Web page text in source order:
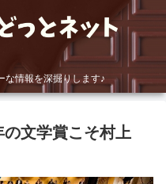
な情報を深掘りします♪
文学賞こそ村上